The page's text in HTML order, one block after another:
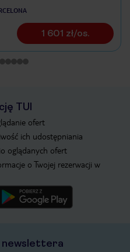
1 601 zł/os.
TUI
ofert
ich udostępniania
oglądanych ofert
o Twojej rezerwacji w
newslettera